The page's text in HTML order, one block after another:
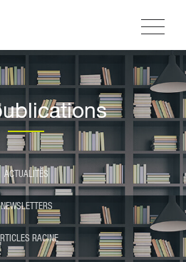
ACTUALITÉS
NEWSLETTERS
RACINE